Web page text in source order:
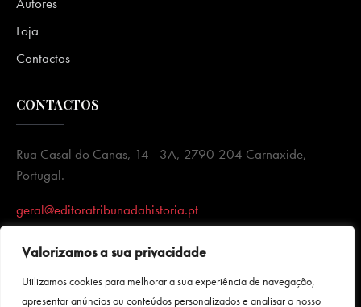
Valorizamos a sua privacidade
Utilizamos cookies para melhorar a sua experiência de navegação,
apresentar anúncios ou conteúdos personalizados e analisar o nosso
Loja
Contactos
CONTACTOS
Rua Casal do Canas, 14 - 3A, 2790-204 Carnaxide,
Portugal.
geral@editoratribunadahistoria.pt